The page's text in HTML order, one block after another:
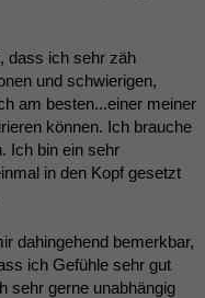
dass ich sehr zäh
und schwierigen,
am besten...einer meiner
können. Ich brauche
Ich bin ein sehr
in den Kopf gesetzt
dahingehend bemerkbar,
ich Gefühle sehr gut
sehr gerne unabhängig